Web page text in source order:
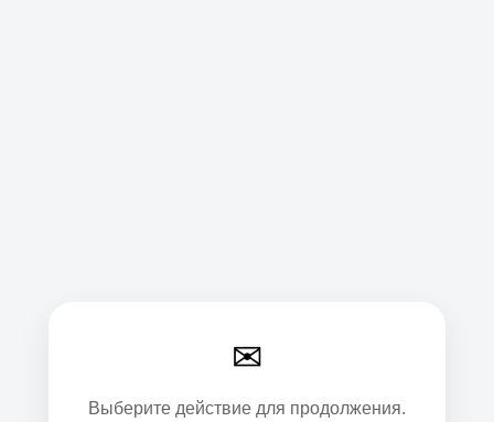
✉
Выберите действие для продолжения.